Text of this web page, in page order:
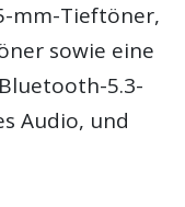
mm-Tieftöner,
sowie eine
5.3-
Audio, und